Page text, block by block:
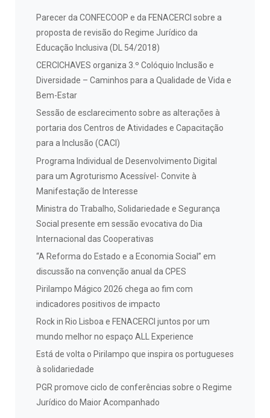
Parecer da CONFECOOP e da FENACERCI sobre a
proposta de revisão do Regime Jurídico da
Educação Inclusiva (DL 54/2018)
CERCICHAVES organiza 3.º Colóquio Inclusão e
Diversidade – Caminhos para a Qualidade de Vida e
Bem-Estar
Sessão de esclarecimento sobre as alterações à
portaria dos Centros de Atividades e Capacitação
para a Inclusão (CACI)
Programa Individual de Desenvolvimento Digital
para um Agroturismo Acessível- Convite à
Manifestação de Interesse
Ministra do Trabalho, Solidariedade e Segurança
Social presente em sessão evocativa do Dia
Internacional das Cooperativas
“A Reforma do Estado e a Economia Social” em
discussão na convenção anual da CPES
Pirilampo Mágico 2026 chega ao fim com
indicadores positivos de impacto
Rock in Rio Lisboa e FENACERCI juntos por um
mundo melhor no espaço ALL Experience
Está de volta o Pirilampo que inspira os portugueses
à solidariedade
PGR promove ciclo de conferências sobre o Regime
Jurídico do Maior Acompanhado